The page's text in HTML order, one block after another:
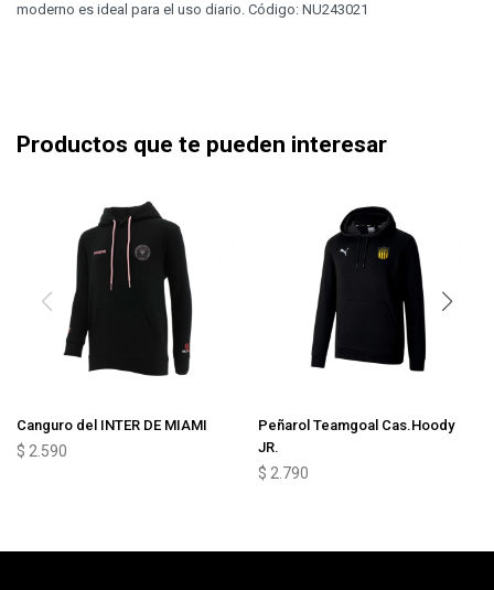
moderno es ideal para el uso diario. Código: NU243021
Productos que te pueden interesar
Canguro del INTER DE MIAMI
$ 2.590
Peñarol Teamgoal Cas.Hoody
JR.
$ 2.790